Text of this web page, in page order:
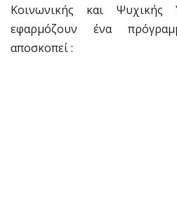
Κοινωνικής και Ψυχικής
εφαρμόζουν ένα
αποσκοπεί :